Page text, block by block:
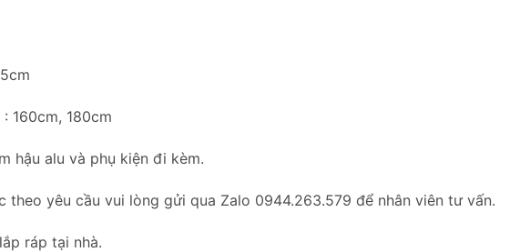
160cm, 180cm
hậu alu và phụ kiện đi kèm.
theo yêu cầu vui lòng gửi qua Zalo 0944.263.579 để nhân viên tư vấn.
ráp tại nhà.